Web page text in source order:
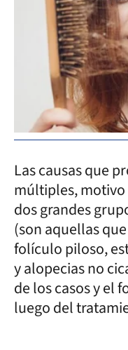
Las causas que
múltiples, motivo
dos grandes
(son aquellas
folículo piloso,
y alopecias no
de los casos y el
luego del